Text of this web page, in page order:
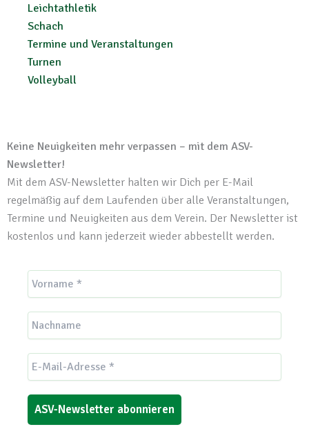
Leichtathletik
Schach
Termine und Veranstaltungen
Turnen
Volleyball
Keine Neuigkeiten mehr verpassen – mit dem ASV-
Newsletter!
Mit dem ASV-Newsletter halten wir Dich per E-Mail
regelmäßig auf dem Laufenden über alle Veranstaltungen,
Termine und Neuigkeiten aus dem Verein. Der Newsletter ist
kostenlos und kann jederzeit wieder abbestellt werden.